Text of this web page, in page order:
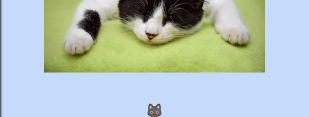
後から入ってくる糖質...